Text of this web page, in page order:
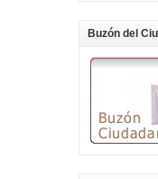
Buzón del